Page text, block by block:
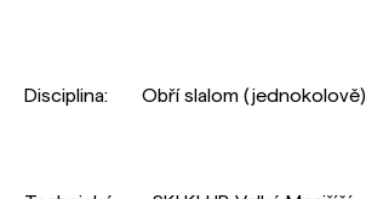
Disciplina: Obří slalom (jednokolově)